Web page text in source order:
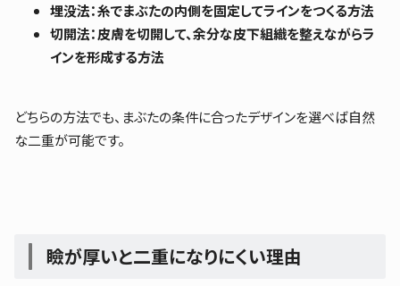
埋没法：糸でまぶたの内側を固定してラインをつくる方法
切開法：皮膚を切開して、余分な皮下組織を整えながらラ
インを形成する方法
どちらの方法でも、まぶたの条件に合ったデザインを選べば自然
な二重が可能です。
瞼が厚いと二重になりにくい理由